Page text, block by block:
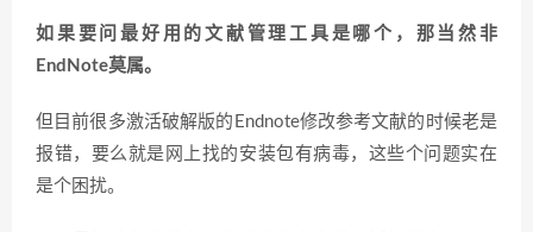
如果要问最好用的文献管理工具是哪个，那当然非
EndNote莫属。
但目前很多激活破解版的Endnote修改参考文献的时候老是
报错，要么就是网上找的安装包有病毒，这些个问题实在
是个困扰。